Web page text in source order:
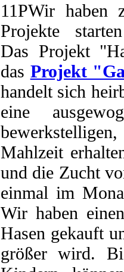
11PWir haben
Projekte
Das Projekt
das Projekt
handelt sich
eine
Mahlzeit
und die Zucht
einmal im
Wir haben
Hasen gekauft
größer wird.